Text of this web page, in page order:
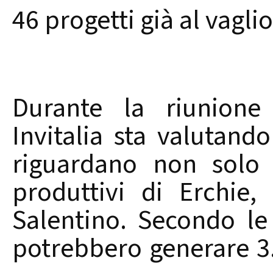
46 progetti già al
Durante la
Invitalia sta
riguardano non
produttivi di Erchie,
Salentino. Secondo
potrebbero generare